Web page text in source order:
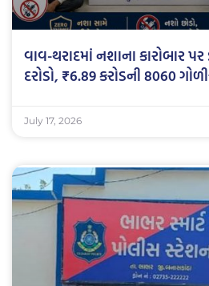
વાવ-થરાદમાં નશાના કારોબાર પર
દરોડો, ₹6.89 કરોડની 8060
July 17, 2026